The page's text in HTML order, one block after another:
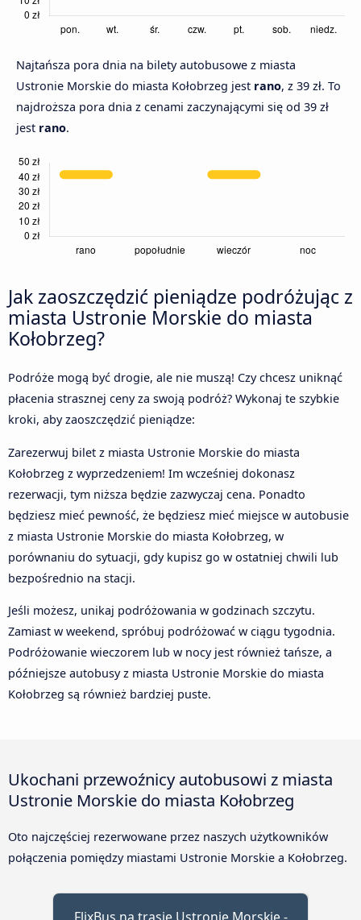
Najtańsza pora dnia na bilety autobusowe z miasta
Ustronie Morskie do miasta Kołobrzeg jest rano, z 39 zł. To
najdroższa pora dnia z cenami zaczynającymi się od 39 zł
jest rano.
Jak zaoszczędzić pieniądze podróżując z
miasta Ustronie Morskie do miasta
Kołobrzeg?
Podróże mogą być drogie, ale nie muszą! Czy chcesz uniknąć
płacenia strasznej ceny za swoją podróż? Wykonaj te szybkie
kroki, aby zaoszczędzić pieniądze:
Zarezerwuj bilet z miasta Ustronie Morskie do miasta
Kołobrzeg z wyprzedzeniem! Im wcześniej dokonasz
rezerwacji, tym niższa będzie zazwyczaj cena. Ponadto
będziesz mieć pewność, że będziesz mieć miejsce w autobusie
z miasta Ustronie Morskie do miasta Kołobrzeg, w
porównaniu do sytuacji, gdy kupisz go w ostatniej chwili lub
bezpośrednio na stacji.
Jeśli możesz, unikaj podróżowania w godzinach szczytu.
Zamiast w weekend, spróbuj podróżować w ciągu tygodnia.
Podróżowanie wieczorem lub w nocy jest również tańsze, a
późniejsze autobusy z miasta Ustronie Morskie do miasta
Kołobrzeg są również bardziej puste.
Ukochani przewoźnicy autobusowi z miasta
Ustronie Morskie do miasta Kołobrzeg
Oto najczęściej rezerwowane przez naszych użytkowników
połączenia pomiędzy miastami Ustronie Morskie a Kołobrzeg.